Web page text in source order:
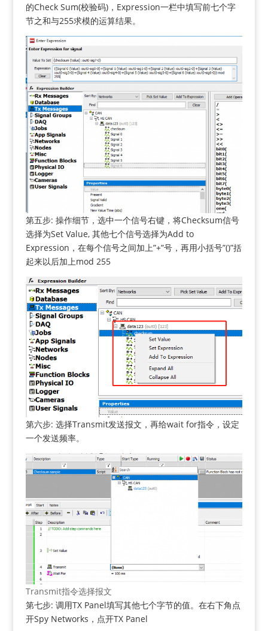
的Check Sum(校验码)，Expression一栏中填写前七个字
节之和与255求模的运算结果。
第五步: 操作细节，选中一个信号右键，将Checksum信号
选择为Set Value, 其他七个信号选择为Add to
Expression，在每个信号之间加上”+”号，再用小括号”()”括
起来以后加上mod 255
第六步: 选择Transmit发送报文，再给wait for指令，设定
一个发送频率。
Transmit指令选择报文
第七步: 调用TX Panel填写其他七个字节的值。在右下角点
开Spy Networks，点开TX Panel